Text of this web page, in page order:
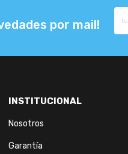
por mail!
INSTITUCIONAL
Nosotros
Garantía